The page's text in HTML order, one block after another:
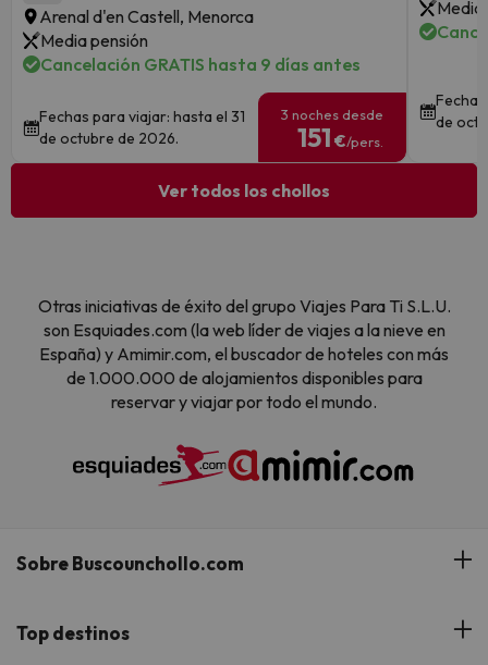
Arenal d'en Castell, Menorca
Media pensión
Cancelación GRATIS hasta 9 días antes
Fechas para viajar: hasta el 31
de octubre de 2026.
3 noches desde
151 €/pers.
Media
de
Ver todos los chollos
Otras iniciativas de éxito del grupo Viajes Para Ti S.L.U.
son Esquiades.com (la web líder de viajes a la nieve en
España) y Amimir.com, el buscador de hoteles con más
de 1.000.000 de alojamientos disponibles para
reservar y viajar por todo el mundo.
Sobre Buscounchollo.com
¿Quiénes somos?
Top destinos